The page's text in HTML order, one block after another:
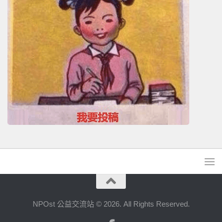
NPOst 公益交流站 © 2026. All Rights Reserved.